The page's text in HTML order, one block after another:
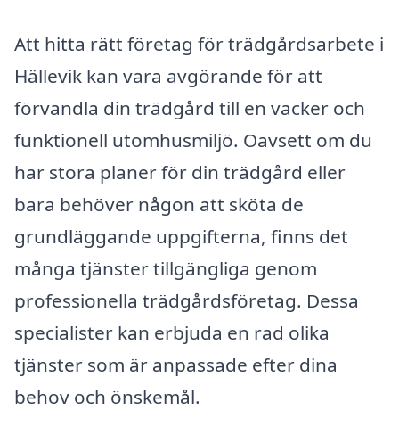
Att hitta rätt företag för trädgårdsarbete i
Hällevik kan vara avgörande för att
förvandla din trädgård till en vacker och
funktionell utomhusmiljö. Oavsett om du
har stora planer för din trädgård eller
bara behöver någon att sköta de
grundläggande uppgifterna, finns det
många tjänster tillgängliga genom
professionella trädgårdsföretag. Dessa
specialister kan erbjuda en rad olika
tjänster som är anpassade efter dina
behov och önskemål.